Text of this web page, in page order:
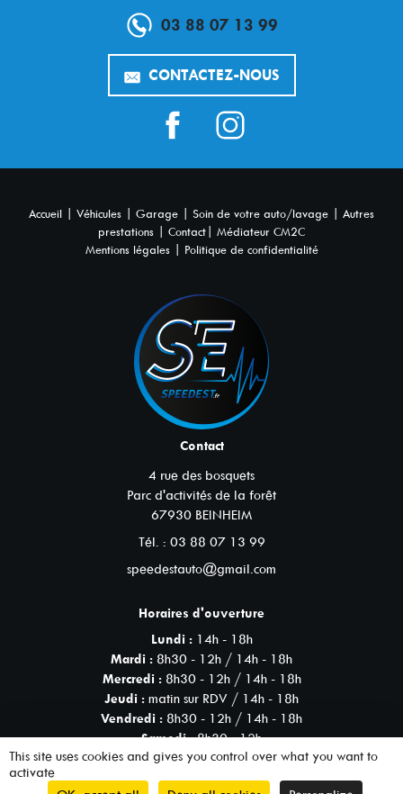
03 88 07 13 99
CONTACTEZ-NOUS
Accueil | Véhicules | Garage | Soin de votre auto/lavage | Autres
prestations | Contact | Médiateur CM2C
Mentions légales | Politique de confidentialité
Contact
4 rue des bosquets
Parc d'activités de la forêt
67930 BEINHEIM
Tél. : 03 88 07 13 99
speedestauto@gmail.com
Horaires d'ouverture
Lundi :14h - 18h
Mardi : 8h30 - 12h / 14h - 18h
Mercredi :8h30 - 12h / 14h - 18h
Jeudi : matin sur RDV / 14h - 18h
Vendredi : 8h30 - 12h / 14h - 18h
Samedi :8h30 - 12h
This site uses cookies and gives you control over what you want to
activate